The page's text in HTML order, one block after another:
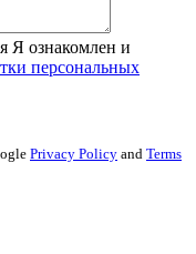
Я ознакомлен и
персональных
Privacy Policy and Terms